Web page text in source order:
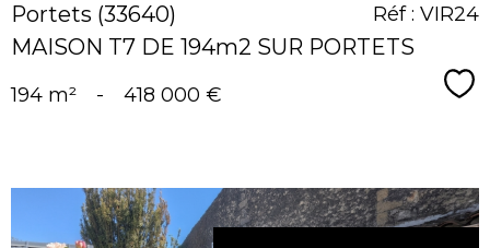
Portets (33640)
MAISON T7 DE 194m2 SUR PORTETS
Réf : VIR24
194 m² - 418 000 €